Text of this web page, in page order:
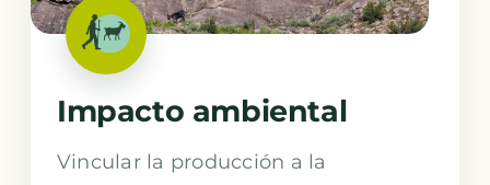
Impacto ambiental
Vincular la producción a la